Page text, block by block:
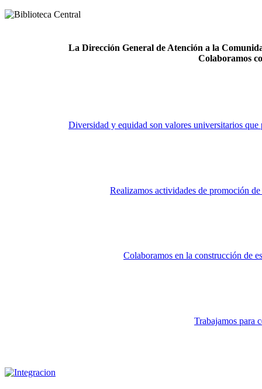
La Dirección General de Atención a la
Colaboramos
Diversidad y equidad son valores universitarios que
Realizamos actividades de promoción
Colaboramos en la construcción de
Trabajamos para